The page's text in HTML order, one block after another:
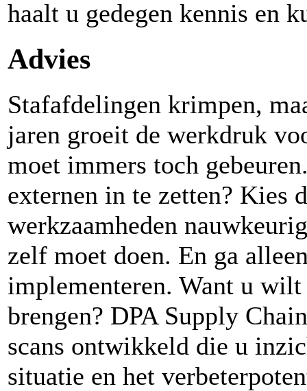
haalt u gedegen kennis en
Advies
Stafafdelingen krimpen,
jaren groeit de werkdruk
moet immers toch
externen in te zetten? Kies
werkzaamheden
zelf moet doen. En ga
implementeren. Want u
brengen? DPA Supply
scans ontwikkeld die u
situatie en het